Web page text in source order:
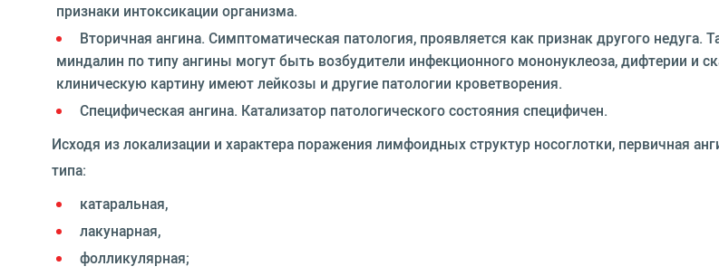
признаки интоксикации организма.
Вторичная ангина. Симптоматическая патология, проявляется как признак другого недуга.
миндалин по типу ангины могут быть возбудители инфекционного мононуклеоза, дифтерии и
клиническую картину имеют лейкозы и другие патологии кроветворения.
Специфическая ангина. Катализатор патологического состояния специфичен.
Исходя из локализации и характера поражения лимфоидных структур носоглотки, первичная
типа:
катаральная,
лакунарная,
фолликулярная;